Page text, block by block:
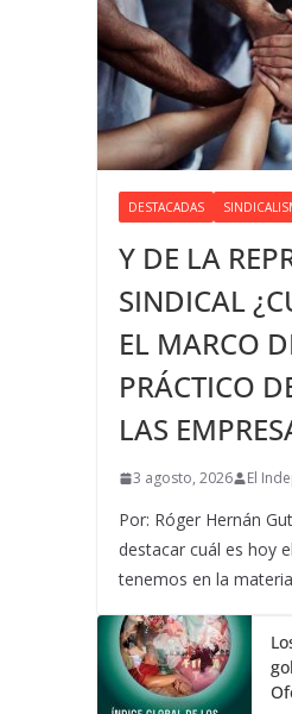
DESTACADAS
Y DE LA
SINDICAL
EL MARCO
PRÁCTICO
LAS
3 agosto, 2026 El
Por: Róger Hernán
destacar cuál es hoy
tenemos en la